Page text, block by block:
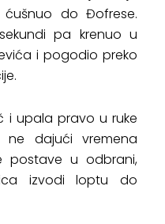
do Đofrese.
pa krenuo u
i pogodio preko
i upala pravo u ruke
ne dajući vremena
postave u odbrani,
izvodi loptu do